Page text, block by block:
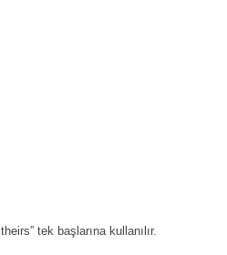
theirs” tek başlarına kullanılır.